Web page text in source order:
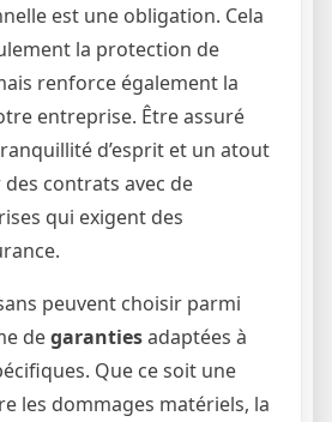
est une obligation. Cela
la protection de
renforce également la
entreprise. Être assuré
d’esprit et un atout
contrats avec de
qui exigent des
peuvent choisir parmi
degarantiesadaptées à
Que ce soit une
les dommages matériels, la